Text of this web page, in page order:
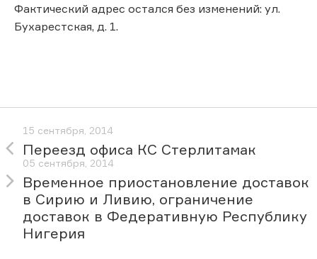
Фактический адрес остался без изменений: ул.
Бухарестская, д. 1.
15 сентября, 2014
Переезд офиса КС Стерлитамак
05 сентября, 2014
Временное приостановление доставок
в Сирию и Ливию, ограничение
доставок в Федеративную Республику
Нигерия